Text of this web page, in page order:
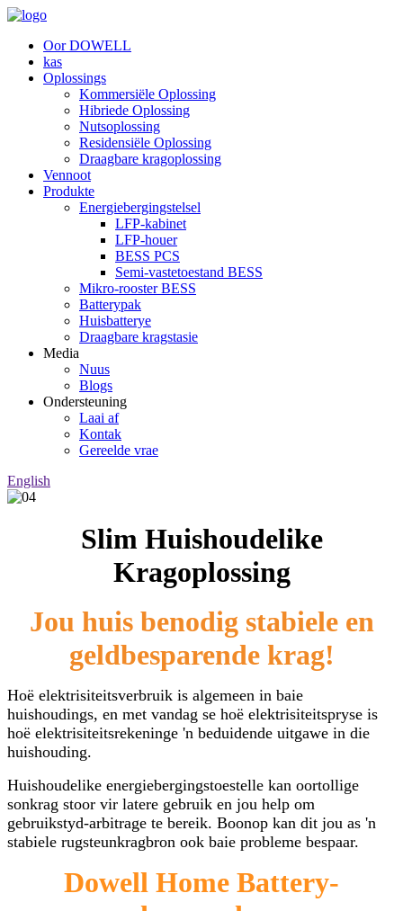
Oor DOWELL
kas
Oplossings
Kommersiële Oplossing
Hibriede Oplossing
Nutsoplossing
Residensiële Oplossing
Draagbare kragoplossing
Vennoot
Produkte
Energiebergingstelsel
LFP-kabinet
LFP-houer
BESS PCS
Semi-vastetoestand BESS
Mikro-rooster BESS
Batterypak
Huisbatterye
Draagbare kragstasie
Media
Nuus
Blogs
Ondersteuning
Laai af
Kontak
Gereelde vrae
English
Slim Huishoudelike
Kragoplossing
Jou huis benodig stabiele en
geldbesparende krag!
Hoë elektrisiteitsverbruik is algemeen in baie
huishoudings, en met vandag se hoë elektrisiteitspryse is
hoë elektrisiteitsrekeninge 'n beduidende uitgawe in die
huishouding.
Huishoudelike energiebergingstoestelle kan oortollige
sonkrag stoor vir latere gebruik en jou help om
gebruikstyd-arbitrage te bereik. Boonop kan dit jou as 'n
stabiele rugsteunkragbron ook baie probleme bespaar.
Dowell Home Battery-